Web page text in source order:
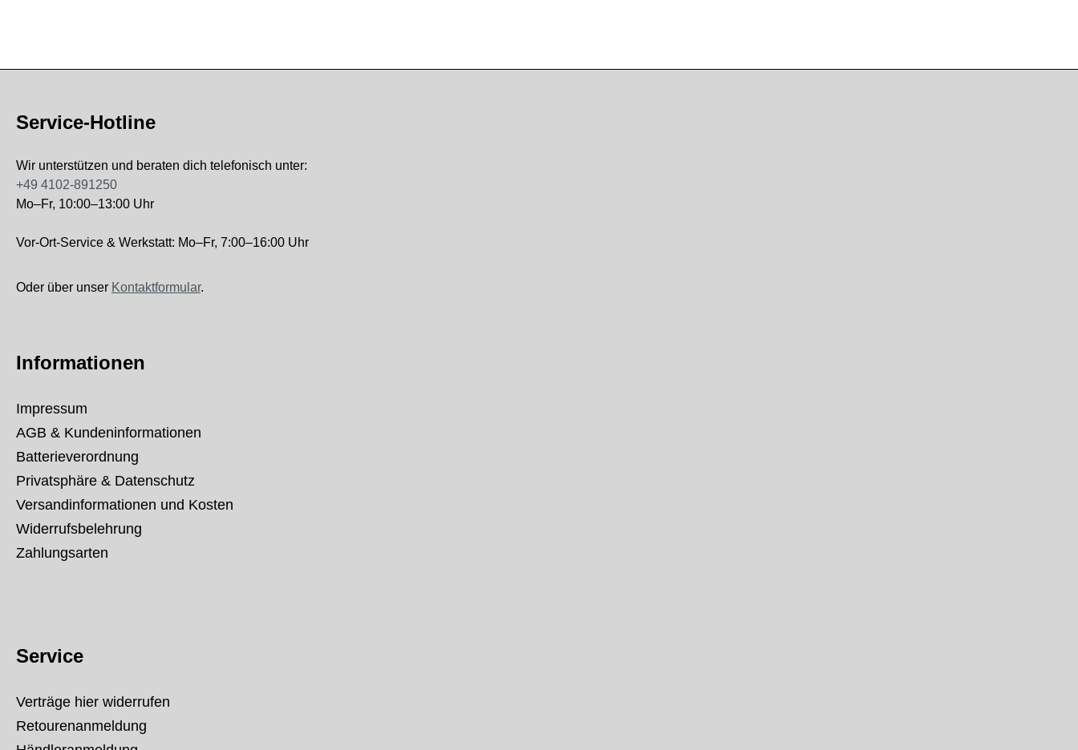
Service-Hotline
Wir unterstützen und beraten dich telefonisch unter:
+49 4102-891250
Mo–Fr, 10:00–13:00 Uhr
Vor-Ort-Service & Werkstatt: Mo–Fr, 7:00–16:00 Uhr
Oder über unser Kontaktformular.
Informationen
Impressum
AGB & Kundeninformationen
Batterieverordnung
Privatsphäre & Datenschutz
Versandinformationen und Kosten
Widerrufsbelehrung
Zahlungsarten
Service
Verträge hier widerrufen
Retourenanmeldung